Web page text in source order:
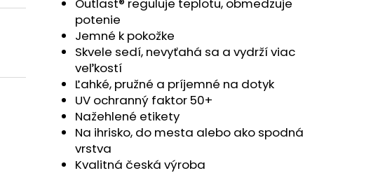
Outlast® reguluje teplotu, obmedzuje
potenie
Jemné k pokožke
Skvele sedí, nevyťahá sa a vydrží viac
veľkostí
Ľahké, pružné a príjemné na dotyk
UV ochranný faktor 50+
Nažehlené etikety
Na ihrisko, do mesta alebo ako spodná
vrstva
Kvalitná česká výroba